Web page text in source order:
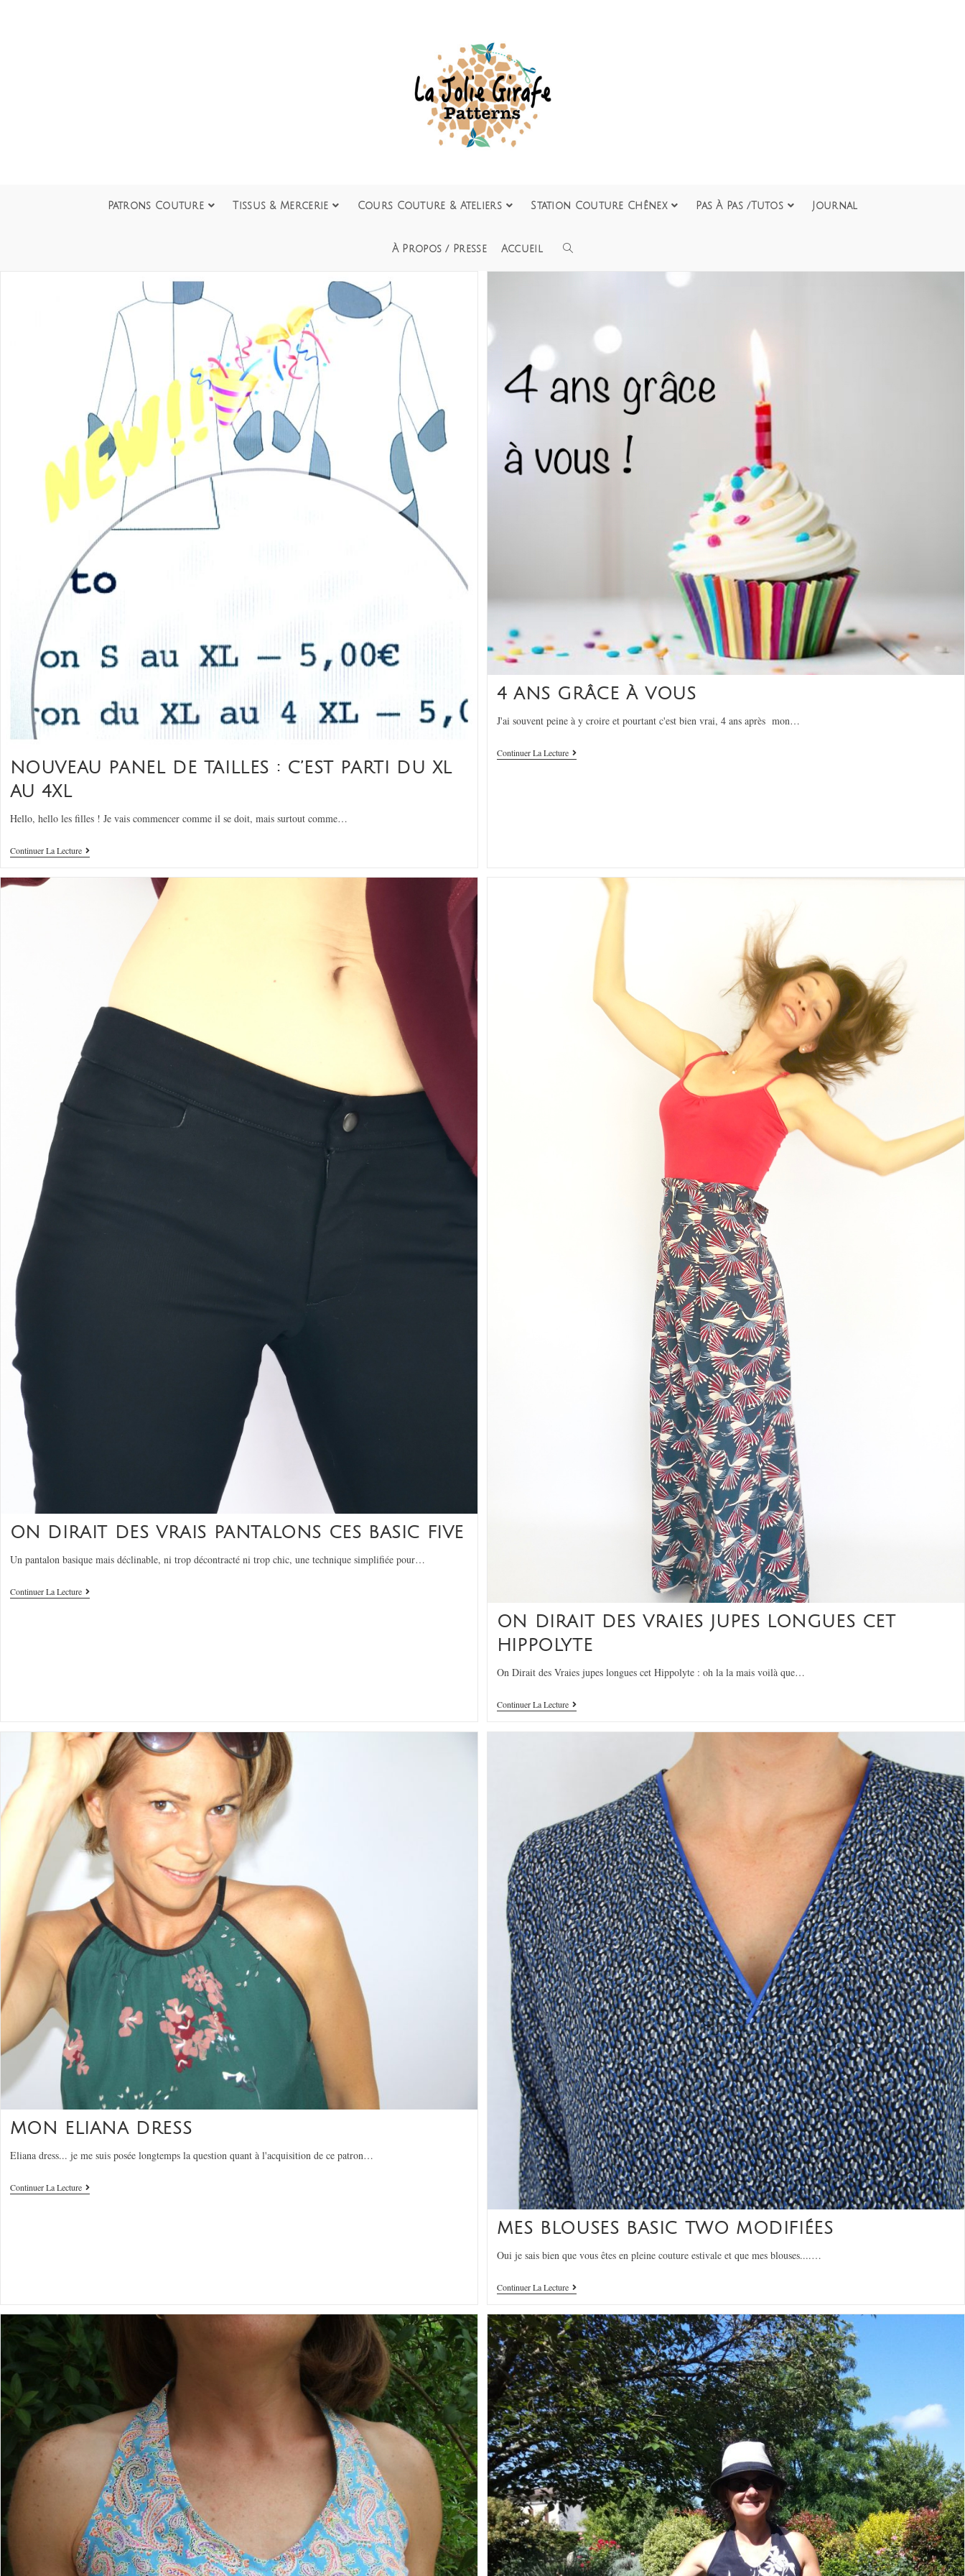
Patrons Couture Tissus & Mercerie Cours Couture & Ateliers Station Couture Chênex Pas À Pas /Tutos Journal
À Propos / Presse Accueil
NOUVEAU PANEL DE TAILLES : C’EST PARTI DU XL
AU 4XL
Hello, hello les filles ! Je vais commencer comme il se doit, mais surtout comme…
Continuer La Lecture
4 ANS GRÂCE À VOUS
J'ai souvent peine à y croire et pourtant c'est bien vrai, 4 ans après mon…
Continuer La Lecture
ON DIRAIT DES VRAIS PANTALONS CES BASIC FIVE
Un pantalon basique mais déclinable, ni trop décontracté ni trop chic, une technique simplifiée pour…
Continuer La Lecture
ON DIRAIT DES VRAIES JUPES LONGUES CET
HIPPOLYTE
On Dirait des Vraies jupes longues cet Hippolyte : oh la la mais voilà que…
Continuer La Lecture
MON ELIANA DRESS
Eliana dress... je me suis posée longtemps la question quant à l'acquisition de ce patron…
Continuer La Lecture
MES BLOUSES BASIC TWO MODIFIÉES
Oui je sais bien que vous êtes en pleine couture estivale et que mes blouses....…
Continuer La Lecture